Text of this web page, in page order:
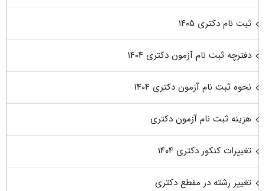
ثبت نام دکتری ۱۴۰۵
دفترچه ثبت نام آزمون دکتری ۱۴۰۴
نحوه ثبت نام آزمون دکتری ۱۴۰۴
هزینه ثبت نام آزمون دکتری
تغییرات کنکور دکتری ۱۴۰۴
تغییر رشته در مقطع دکتری